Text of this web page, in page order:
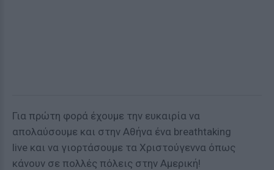
Για πρώτη φορά έχουμε την ευκαιρία να
απολαύσουμε και στην Αθήνα ένα breathtaking
live και να γιορτάσουμε τα Χριστούγεννα όπως
κάνουν σε πολλές πόλεις στην Αμερική!